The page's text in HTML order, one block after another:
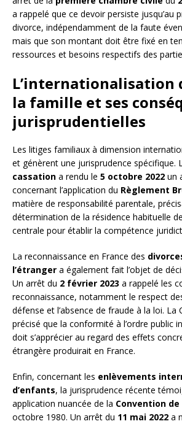
a rappelé que ce devoir persiste jusqu’au
divorce, indépendamment de la faute
mais que son montant doit être fixé en
ressources et besoins respectifs des
L’internationalisation
la famille et ses
jurisprudentielles
Les litiges familiaux à dimension
et génèrent une jurisprudence spécifique.
cassation a rendu le 5 octobre 2022 un
concernant l’application du Règlement
matière de responsabilité parentale,
détermination de la résidence habituelle
centrale pour établir la compétence
La reconnaissance en France des
l’étranger a également fait l’objet de
Un arrêt du 2 février 2023 a rappelé les
reconnaissance, notamment le respect
défense et l’absence de fraude à la loi. La
précisé que la conformité à l’ordre public
doit s’apprécier au regard des effets
étrangère produirait en France.
Enfin, concernant les enlèvements
d’enfants, la jurisprudence récente
application nuancée de la Convention de
octobre 1980. Un arrêt du 11 mai 2022 a